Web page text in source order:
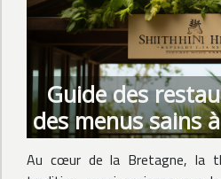
Guide des
des menus sains
centres de
Au cœur de la Bretagne, la